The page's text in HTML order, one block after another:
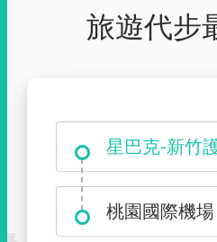
旅遊代步
大霸尖山登
桃園國際機